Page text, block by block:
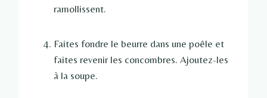
ramollissent.
Faites fondre le beurre dans une poêle et
faites revenir les concombres. Ajoutez-les
à la soupe.